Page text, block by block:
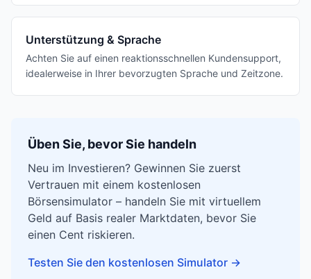
Unterstützung & Sprache
Achten Sie auf einen reaktionsschnellen Kundensupport,
idealerweise in Ihrer bevorzugten Sprache und Zeitzone.
Üben Sie, bevor Sie handeln
Neu im Investieren? Gewinnen Sie zuerst
Vertrauen mit einem kostenlosen
Börsensimulator – handeln Sie mit virtuellem
Geld auf Basis realer Marktdaten, bevor Sie
einen Cent riskieren.
Testen Sie den kostenlosen Simulator →